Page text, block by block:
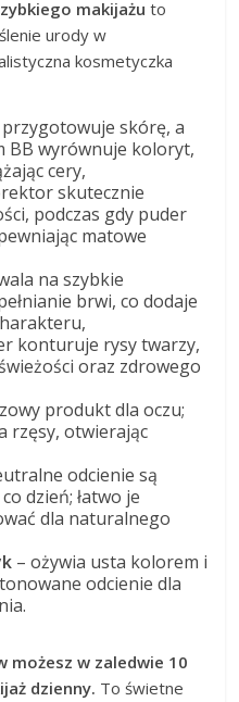
makijażu to
urody w
kosmetyczka
przygotowuje skórę, a
BB wyrównuje koloryt,
cery,
skutecznie
podczas gdy puder
matowe
na szybkie
brwi, co dodaje
konturuje rysy twarzy,
oraz zdrowego
produkt dla oczu;
rzęsy, otwierając
odcienie są
dzień; łatwo je
dla naturalnego
– ożywia usta kolorem i
odcienie dla
w zaledwie 10
dzienny. To świetne